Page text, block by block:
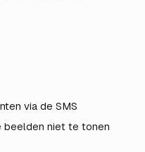
via de SMS
beelden niet te tonen